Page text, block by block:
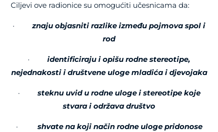
Ciljevi ove radionice su omogućiti učesnicama da:
·
znaju objasniti razlike između pojmova spol i
rod
·
identificiraju i opišu rodne stereotipe,
nejednakosti i društvene uloge mladića i djevojaka
·
steknu uvid u rodne uloge i stereotipe koje
stvara i održava društvo
·
shvate na koji način rodne uloge pridonose